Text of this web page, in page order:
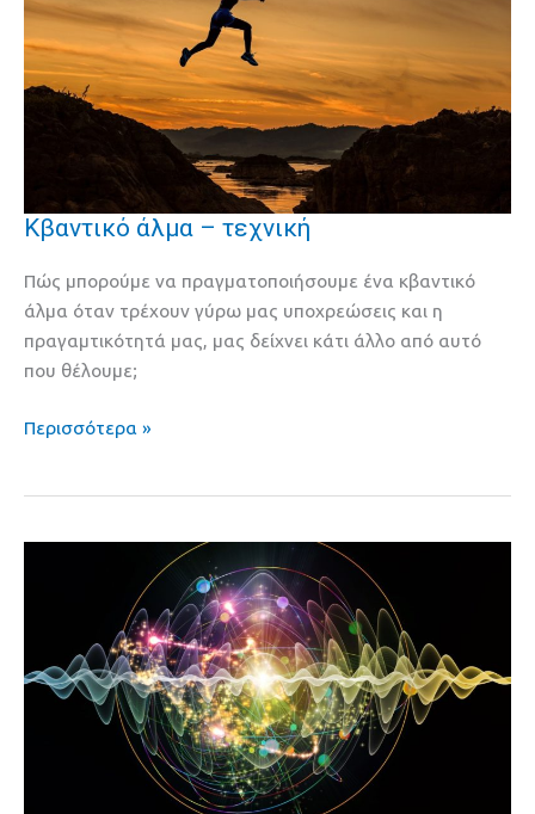
Κβαντικό άλμα – τεχνική
Πώς μπορούμε να πραγματοποιήσουμε ένα κβαντικό
άλμα όταν τρέχουν γύρω μας υποχρεώσεις και η
πραγαμτικότητά μας, μας δείχνει κάτι άλλο από αυτό
που θέλουμε;
Κβαντικό
–
τεχνική
Περισσότερα »